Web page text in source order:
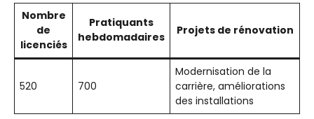
Nombre
de
licenciés
Pratiquants
hebdomadaires
Projets de rénovation
520 700
Modernisation de la
carrière, améliorations
des installations